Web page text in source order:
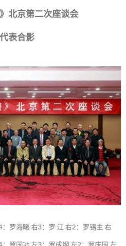
北京第二次座谈会
代表合影
罗海曦 右3：罗 江 右2：罗锡主 右